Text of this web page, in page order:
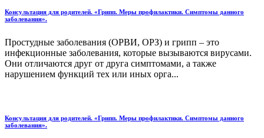
Консультация для родителей. «Грипп. Меры профилактики. Симптомы данного
заболевания».
Простудные заболевания (ОРВИ, ОРЗ) и грипп – это
инфекционные заболевания, которые вызываются вирусами.
Они отличаются друг от друга симптомами, а также
нарушением функций тех или иных орга...
Консультация для родителей. «Грипп. Меры профилактики. Симптомы данного
заболевания».